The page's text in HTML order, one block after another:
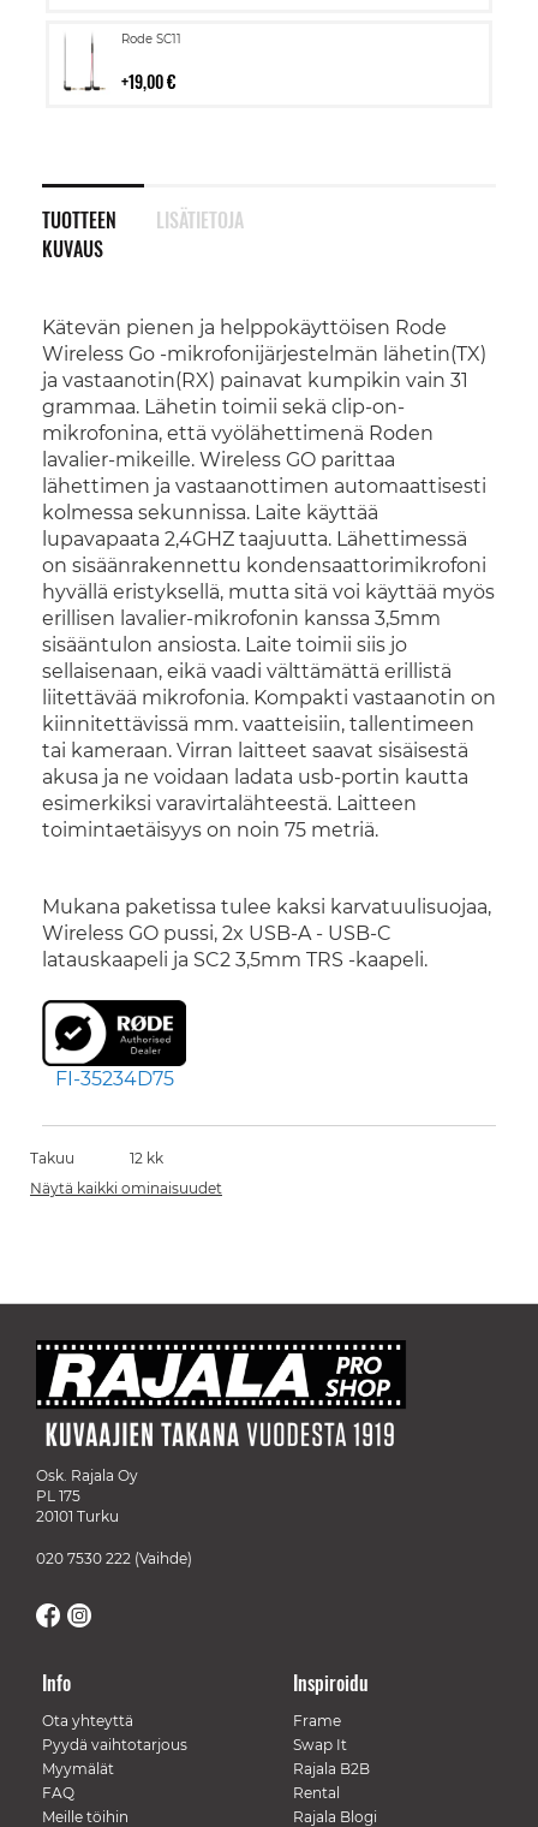
Rode SC11
19,00 €
Lisää
TUOTTEEN
KUVAUS
Kätevän pienen ja helppokäyttöisen Rode
Wireless Go -mikrofonijärjestelmän lähetin(TX)
ja vastaanotin(RX) painavat kumpikin vain 31
grammaa. Lähetin toimii sekä clip-on-
mikrofonina, että vyölähettimenä Roden
lavalier-mikeille. Wireless GO parittaa
lähettimen ja vastaanottimen automaattisesti
kolmessa sekunnissa. Laite käyttää
lupavapaata 2,4GHZ taajuutta. Lähettimessä
on sisäänrakennettu kondensaattorimikrofoni
hyvällä eristyksellä, mutta sitä voi käyttää myös
erillisen lavalier-mikrofonin kanssa 3,5mm
sisääntulon ansiosta. Laite toimii siis jo
sellaisenaan, eikä vaadi välttämättä erillistä
liitettävää mikrofonia. Kompakti vastaanotin on
kiinnitettävissä mm. vaatteisiin, tallentimeen
tai kameraan. Virran laitteet saavat sisäisestä
akusa ja ne voidaan ladata usb-portin kautta
esimerkiksi varavirtalähteestä. Laitteen
toimintaetäisyys on noin 75 metriä.
Mukana paketissa tulee kaksi karvatuulisuojaa,
Wireless GO pussi, 2x USB-A - USB-C
latauskaapeli ja SC2 3,5mm TRS -kaapeli.
FI-35234D75
LISÄTIETOJA
Takuu
12 kk
Näytä kaikki ominaisuudet
Osk. Rajala Oy
PL 175
20101 Turku
020 7530 222 (Vaihde)
Info
Ota yhteyttä
Pyydä vaihtotarjous
Myymälät
FAQ
Meille töihin
Inspiroidu
Frame
Swap It
Rajala B2B
Rental
Rajala Blogi